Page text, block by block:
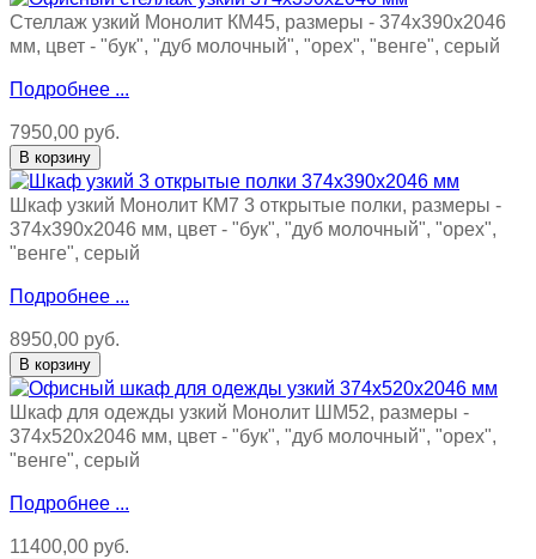
Стеллаж узкий Монолит КМ45, размеры - 374х390х2046
мм, цвет - "бук", "дуб молочный", "орех", "венге", серый
Подробнее ...
7950,00 руб.
Шкаф узкий Монолит КМ7 3 открытые полки, размеры -
374х390х2046 мм, цвет - "бук", "дуб молочный", "орех",
"венге", серый
Подробнее ...
8950,00 руб.
Шкаф для одежды узкий Монолит ШМ52, размеры -
374х520х2046 мм, цвет - "бук", "дуб молочный", "орех",
"венге", серый
Подробнее ...
11400,00 руб.